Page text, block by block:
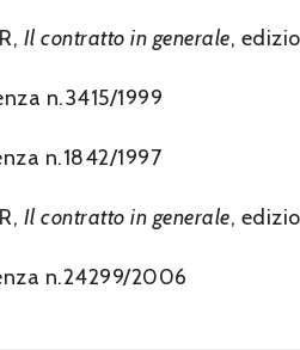
Il contratto in generale,
n.3415/1999
n.1842/1997
Il contratto in generale,
n.24299/2006